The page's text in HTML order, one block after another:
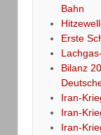
Bahn
Erste
Bilanz
Iran-
Iran-
Iran-